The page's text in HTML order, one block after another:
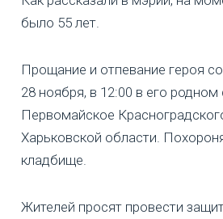
было 55 лет.
Прощание и отпевание героя
28 ноября, в 12:00 в его родном
Первомайское
Харьковской области.
кладбище.
Жителей просят провести